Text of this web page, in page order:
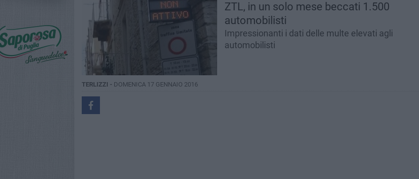
ZTL, in un solo mese beccati 1.500
automobilisti
Impressionanti i dati delle multe elevati agli
automobilisti
TERLIZZI - DOMENICA 17 GENNAIO 2016